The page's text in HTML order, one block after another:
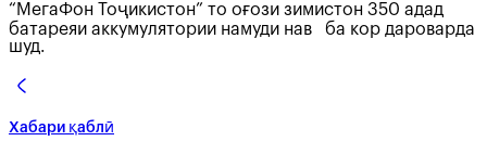
“МегаФон Тоҷикистон” то оғози зимистон 350 адад
батареяи аккумулятории намуди нав ба кор дароварда
шуд.
Хабари қаблӣ